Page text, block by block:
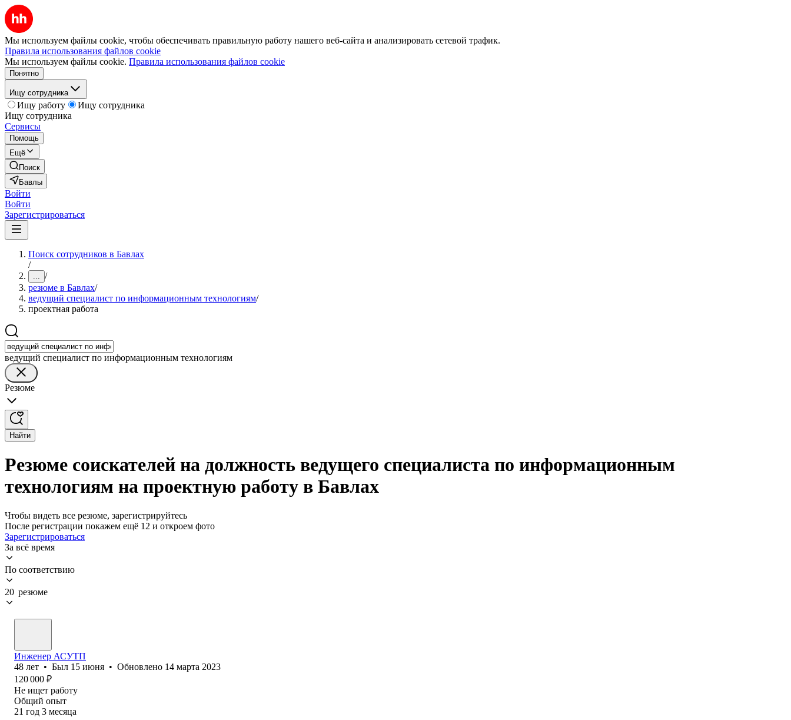
Мы используем файлы cookie, чтобы обеспечивать правильную работу нашего веб-сайта и анализировать сетевой трафик.
Правила использования файлов cookie
Мы используем файлы cookie. Правила использования файлов cookie
Понятно
Ищу сотрудника
Ищу работу
Ищу сотрудника
Ищу сотрудника
Сервисы
Помощь
Ещё
Поиск
Бавлы
Войти
Войти
Зарегистрироваться
Поиск сотрудников в Бавлах
/
... /
резюме в Бавлах/
ведущий специалист по информационным технологиям/
проектная работа
ведущий специалист по информационным технологиям
Резюме
Найти
Резюме соискателей на должность ведущего специалиста по информационным
технологиям на проектную работу в Бавлах
Чтобы видеть все резюме, зарегистрируйтесь
После регистрации покажем ещё 12 и откроем фото
Зарегистрироваться
За всё время
По соответствию
20 резюме
Инженер АСУТП
48 лет • Был 15 июня • Обновлено 14 марта 2023
120 000 ₽
Не ищет работу
Общий опыт
21 год 3 месяца